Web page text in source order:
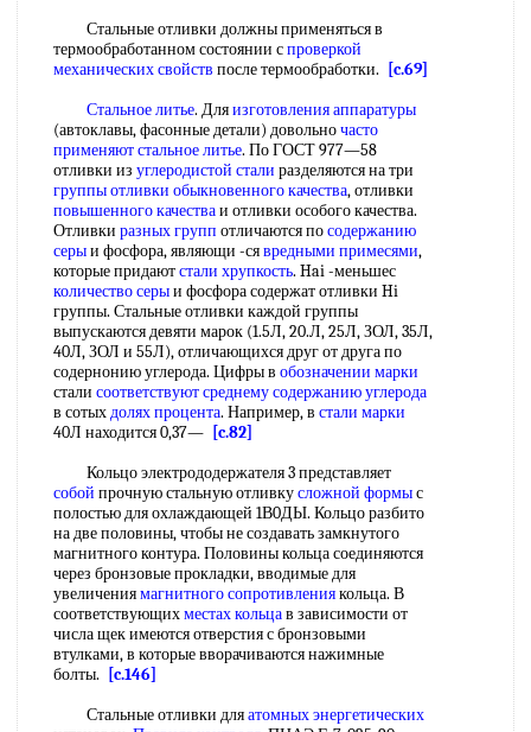
Стальные отливки должны применяться в
термообработанном состоянии спроверкой
механических свойств после термообработки.
[c.69]
Стальное литье. Дляизготовления аппаратуры
(автоклавы, фасонные детали) довольночасто
применяютстальное литье. По ГОСТ 977—58
отливки из углеродистой стали разделяются на три
группы отливки обыкновенного качества, отливки
повышенного качестваи отливки особого качества.
Отливки разных групп отличаются посодержанию
серыи фосфора, являющи -сявредными примесями,
которые придаютстали хрупкость. Hai -меньшес
количество серыи фосфора содержат отливки Hi
группы. Стальные отливки каждой группы
выпускаются девяти марок (1.5Л, 20.Л, 25Л, ЗОЛ, 35Л,
40Л, ЗОЛ и 55Л), отличающихся друг от друга по
содернонию углерода. Цифры в обозначении марки
стали соответствуют среднемусодержанию углерода
в сотыхдолях процента. Например, в стали марки
40Л находится 0,37— [c.82]
Кольцо электрододержателя 3 представляет
собой прочную стальную отливкусложной формыс
полостью для охлаждающей 1В0ДЫ. Кольцо разбито
на две половины, чтобы не создавать замкнутого
магнитного контура. Половины кольца соединяются
через бронзовые прокладки, вводимые для
увеличениямагнитного сопротивлениякольца. В
соответствующихместах кольцав зависимости от
числа щек имеются отверстия с бронзовыми
втулками, в которые вворачиваются нажимные
болты.
[c.146]
Стальные отливки дляатомных энергетических